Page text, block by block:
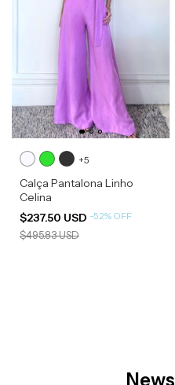
+5
Calça Pantalona Linho
Celina
$237.50 USD -52% OFF
$495.83 USD